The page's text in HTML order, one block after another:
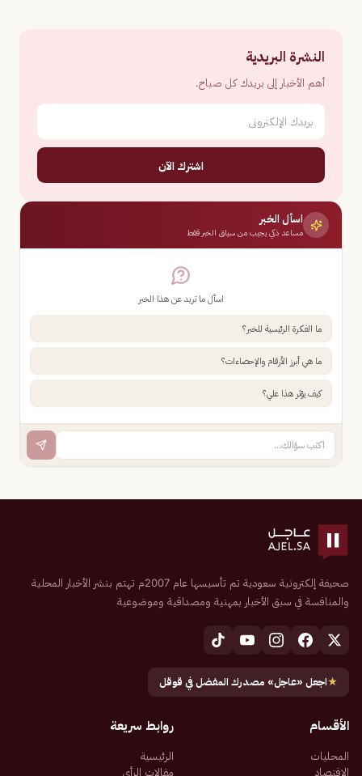
النشرة البريدية
أهم الأخبار إلى بريدك كل صباح.
اشترك الآن
اسأل الخبر
مساعد ذكي يجيب من سياق الخبر فقط
اسأل ما تريد عن هذا الخبر
ما الفكرة الرئيسية للخبر؟
ما هي أبرز الأرقام والإحصاءات؟
كيف يؤثر هذا علي؟
صحيفة إلكترونية سعودية تم تأسيسها عام 2007م تهتم بنشر الأخبار المحلية
والمنافسة في سبق الأخبار بمهنية ومصداقية وموضوعية
★اجعل «عاجل» مصدرك المفضل في قوقل
الأقسام
المحليات
الاقتصاد
روابط سريعة
الرئيسية
مقالات الرأي